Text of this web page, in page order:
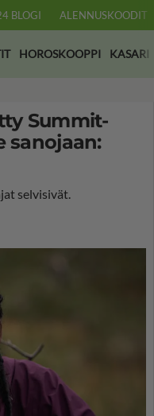
BLOGI ALENNUSKOODIT
HOROSKOOPPI KASARI
Summit-
sanojaan:
selvisivät.